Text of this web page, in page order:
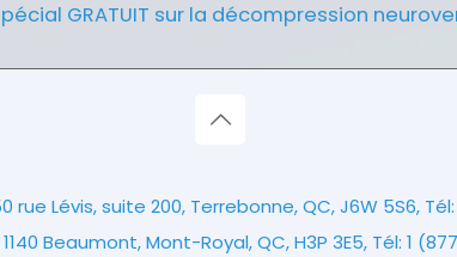
GRATUIT sur la décompression
rue Lévis, suite 200, Terrebonne, QC, J6W 5S6, Tél:
1140 Beaumont, Mont-Royal, QC, H3P 3E5, Tél: 1